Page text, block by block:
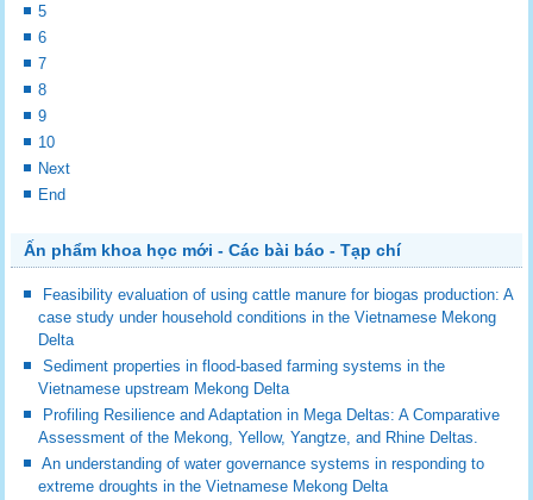
5
6
7
8
9
10
Next
End
Ấn phẩm khoa học mới - Các bài báo - Tạp chí
Feasibility evaluation of using cattle manure for biogas production: A
case study under household conditions in the Vietnamese Mekong
Delta
Sediment properties in flood-based farming systems in the
Vietnamese upstream Mekong Delta
Profiling Resilience and Adaptation in Mega Deltas: A Comparative
Assessment of the Mekong, Yellow, Yangtze, and Rhine Deltas.
An understanding of water governance systems in responding to
extreme droughts in the Vietnamese Mekong Delta